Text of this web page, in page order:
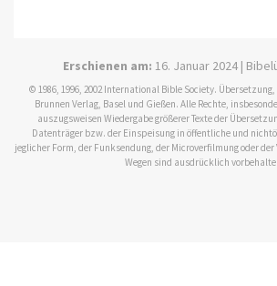
Erschienen am: 16. Januar 2024 |
© 1986, 1996, 2002 International Bible Society.
Brunnen Verlag, Basel und Gießen. Alle Rechte,
auszugsweisen Wiedergabe größerer Texte der
Datenträger bzw. der Einspeisung in öffentliche und
jeglicher Form, der Funksendung, der Microverfilmung oder
Wegen sind ausdrücklich